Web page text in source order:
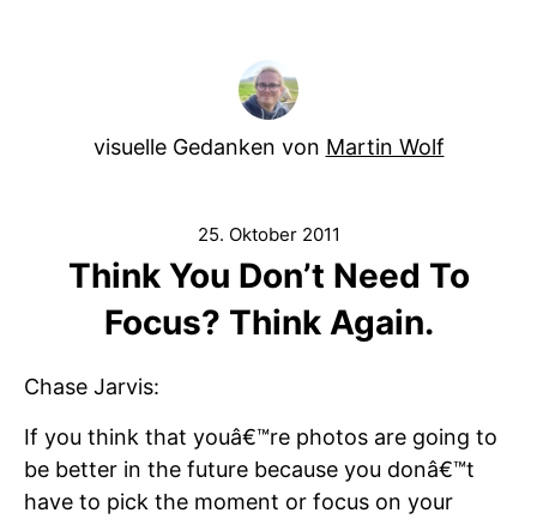
visuelle Gedanken von Martin Wolf
25. Oktober 2011
Think You Don’t Need To
Focus? Think Again.
Chase Jarvis:
If you think that youâ€™re photos are going to
be better in the future because you donâ€™t
have to pick the moment or focus on your